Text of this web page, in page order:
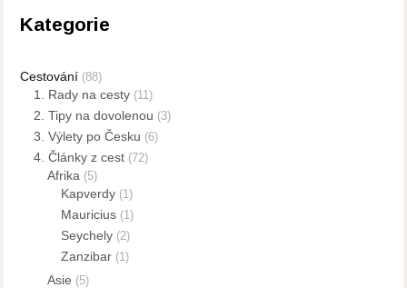
Kategorie
Cestování (88)
1. Rady na cesty (11)
2. Tipy na dovolenou (3)
3. Výlety po Česku (6)
4. Články z cest (72)
Afrika (5)
Kapverdy (1)
Mauricius (1)
Seychely (2)
Zanzibar (1)
Asie (5)